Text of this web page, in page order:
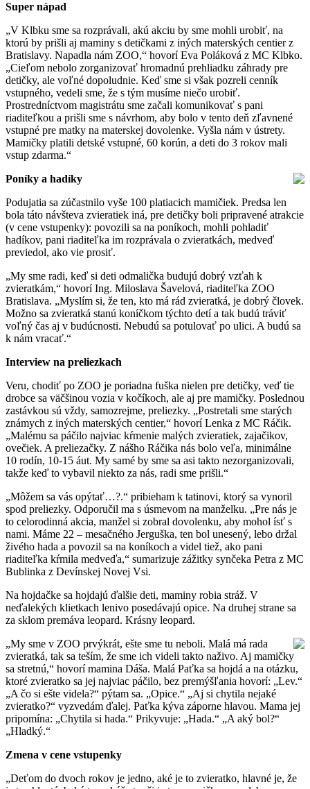
Super nápad
„V Klbku sme sa rozprávali, akú akciu by sme mohli urobiť, na
ktorú by prišli aj maminy s detičkami z iných materských centier z
Bratislavy. Napadla nám ZOO,“ hovorí Eva Poláková z MC Klbko.
„Cieľom nebolo zorganizovať hromadnú prehliadku záhrady pre
detičky, ale voľné dopoludnie. Keď sme si však pozreli cenník
vstupného, vedeli sme, že s tým musíme niečo urobiť.
Prostredníctvom magistrátu sme začali komunikovať s pani
riaditeľkou a prišli sme s návrhom, aby bolo v tento deň zľavnené
vstupné pre matky na materskej dovolenke. Vyšla nám v ústrety.
Mamičky platili detské vstupné, 60 korún, a deti do 3 rokov mali
vstup zdarma.“
Poníky a hadíky
Podujatia sa zúčastnilo vyše 100 platiacich mamičiek. Predsa len
bola táto návšteva zvieratiek iná, pre detičky boli pripravené atrakcie
(v cene vstupenky): povozili sa na poníkoch, mohli pohladiť
hadíkov, pani riaditeľka im rozprávala o zvieratkách, medveď
previedol, ako vie prosiť.
„My sme radi, keď si deti odmalička budujú dobrý vzťah k
zvieratkám,“ hovorí Ing. Miloslava Šavelová, riaditeľka ZOO
Bratislava. „Myslím si, že ten, kto má rád zvieratká, je dobrý človek.
Možno sa zvieratká stanú koníčkom týchto detí a tak budú tráviť
voľný čas aj v budúcnosti. Nebudú sa potulovať po ulici. A budú sa
k nám vracať.“
Interview na preliezkach
Veru, chodiť po ZOO je poriadna fuška nielen pre detičky, veď tie
drobce sa väčšinou vozia v kočíkoch, ale aj pre mamičky. Poslednou
zastávkou sú vždy, samozrejme, preliezky. „Postretali sme starých
známych z iných materských centier,“ hovorí Lenka z MC Ráčik.
„Malému sa páčilo najviac kŕmenie malých zvieratiek, zajačikov,
ovečiek. A preliezačky. Z nášho Ráčika nás bolo veľa, minimálne
10 rodín, 10-15 áut. My samé by sme sa asi takto nezorganizovali,
takže keď to vybavil niekto za nás, radi sme prišli.“
„Môžem sa vás opýtať…?.“ pribieham k tatinovi, ktorý sa vynoril
spod preliezky. Odporučil ma s úsmevom na manželku. „Pre nás je
to celorodinná akcia, manžel si zobral dovolenku, aby mohol ísť s
nami. Máme 22 – mesačného Jerguška, ten bol unesený, lebo držal
živého hada a povozil sa na koníkoch a videl tiež, ako pani
riaditeľka kŕmila medveďa,“ sumarizuje zážitky synčeka Petra z MC
Bublinka z Devínskej Novej Vsi.
Na hojdačke sa hojdajú ďalšie deti, maminy robia stráž. V
neďalekých klietkach lenivo posedávajú opice. Na druhej strane sa
za sklom premáva leopard. Krásny leopard.
„My sme v ZOO prvýkrát, ešte sme tu neboli. Malá má rada
zvieratká, tak sa teším, že sme ich videli takto naživo. Aj mamičky
sa stretnú,“ hovorí mamina Dáša. Malá Paťka sa hojdá a na otázku,
ktoré zvieratko sa jej najviac páčilo, bez premýšľania hovorí: „Lev.“
„A čo si ešte videla?“ pýtam sa. „Opice.“ „Aj si chytila nejaké
zvieratko?“ vyzvedám ďalej. Paťka kýva záporne hlavou. Mama jej
pripomína: „Chytila si hada.“ Prikyvuje: „Hada.“ „A aký bol?“
„Hladký.“
Zmena v cene vstupenky
„Deťom do dvoch rokov je jedno, aké je to zvieratko, hlavné je, že